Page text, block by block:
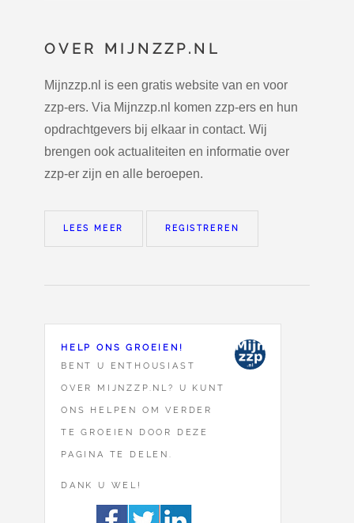
OVER MIJNZZP.NL
Mijnzzp.nl is een gratis website van en voor
zzp-ers. Via Mijnzzp.nl komen zzp-ers en hun
opdrachtgevers bij elkaar in contact. Wij
brengen ook actualiteiten en informatie over
zzp-er zijn en alle beroepen.
LEES MEER REGISTREREN
HELP ONS GROEIEN!
BENT U ENTHOUSIAST
OVER MIJNZZP.NL? U KUNT
ONS HELPEN OM VERDER
TE GROEIEN DOOR DEZE
PAGINA TE DELEN.
DANK U WEL!